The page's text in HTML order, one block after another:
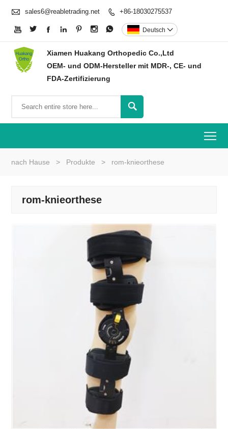
 sales6@reabletrading.net  +86-18030275537
       Deutsch 
Xiamen Huakang Orthopedic Co.,Ltd
OEM- und ODM-Hersteller mit MDR-, CE- und
FDA-Zertifizierung

nach Hause > Produkte > rom-knieorthese
rom-knieorthese